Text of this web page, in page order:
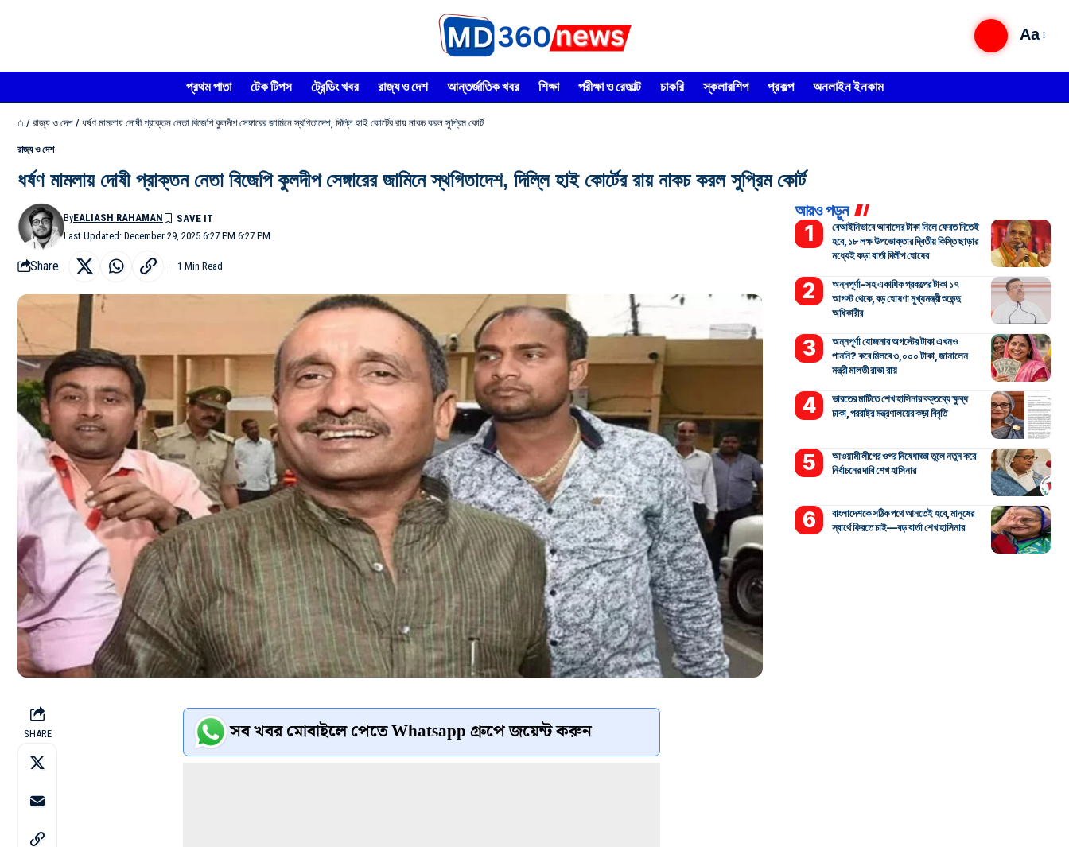
Aa
প্রথম পাতা টেক টিপস ট্রেন্ডিং খবর রাজ্য ও দেশ আন্তর্জাতিক খবর শিক্ষা পরীক্ষা ও রেজাল্ট চাকরি স্কলারশিপ প্রকল্প অনলাইন ইনকাম
⌂ / রাজ্য ও দেশ / ধর্ষণ মামলায় দোষী প্রাক্তন নেতা বিজেপি কুলদীপ সেঙ্গারের জামিনে স্থগিতাদেশ, দিল্লি হাই কোর্টের রায় নাকচ করল সুপ্রিম কোর্ট
রাজ্য ও দেশ
ধর্ষণ মামলায় দোষী প্রাক্তন নেতা বিজেপি কুলদীপ সেঙ্গারের জামিনে স্থগিতাদেশ, দিল্লি হাই কোর্টের রায় নাকচ করল সুপ্রিম কোর্ট
Last Updated: December 29, 2025 6:27 PM 6:27 PM
ByEALIASH RAHAMAN
Share 1 Min Read
SHARE সব খবর মোবাইলে পেতে Whatsapp গ্রুপে জয়েন্ট করুন
আরও পড়ুন
বেআইনিভাবে আবাসের টাকা নিলে ফেরত দিতেই
হবে, ১৮ লক্ষ উপভোক্তার দ্বিতীয় কিস্তি ছাড়ার
মধ্যেই কড়া বার্তা দিলীপ ঘোষের
অন্নপূর্ণা-সহ একাধিক প্রকল্পের টাকা ১৭
আগস্ট থেকে, বড় ঘোষণা মুখ্যমন্ত্রী শুভেন্দু
অধিকারীর
অন্নপূর্ণা যোজনার অগস্টের টাকা এখনও
পাননি? কবে মিলবে ৩,০০০ টাকা, জানালেন
মন্ত্রী মালতী রাভা রায়
ভারতের মাটিতে শেখ হাসিনার বক্তব্যে ক্ষুব্ধ
ঢাকা, পররাষ্ট্র মন্ত্রণালয়ের কড়া বিবৃতি
আওয়ামী লীগের ওপর নিষেধাজ্ঞা তুলে নতুন করে
নির্বাচনের দাবি শেখ হাসিনার
বাংলাদেশকে সঠিক পথে আনতেই হবে, মানুষের
স্বার্থে ফিরতে চাই—বড় বার্তা শেখ হাসিনার